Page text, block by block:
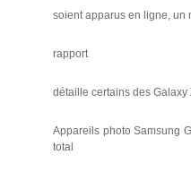
soient apparus en ligne, un
rapport
détaille certains des Galaxy
Appareils photo Samsung
total